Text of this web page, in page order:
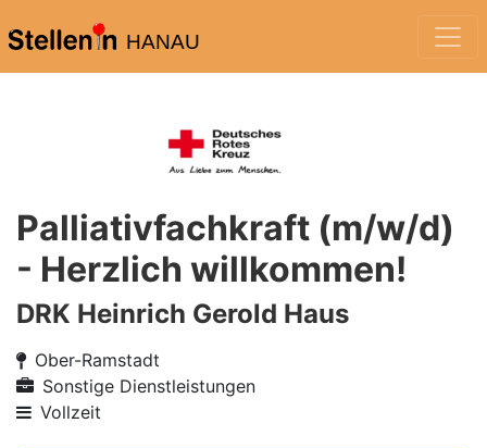
HANAU
Palliativfachkraft (m/w/d)
- Herzlich willkommen!
DRK Heinrich Gerold Haus
Ober-Ramstadt
Sonstige Dienstleistungen
Vollzeit